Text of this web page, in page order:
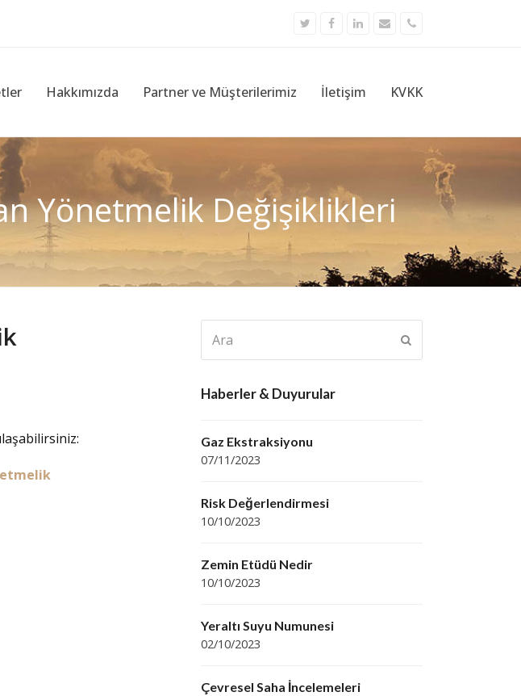
TwitterFacebookLinkedInEmailPhone
Hakkımızda Partner ve Müşterilerimiz İletişim KVKK
Yönetmelik Değişiklikleri
Haberler & Duyurular
Gaz Ekstraksiyonu
07/11/2023
Risk Değerlendirmesi
10/10/2023
Zemin Etüdü Nedir
10/10/2023
Yeraltı Suyu Numunesi
02/10/2023
Çevresel Saha İncelemeleri